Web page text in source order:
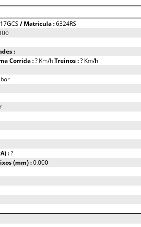
/ Matricula :6324RS
:
Corrida :? Km/hTreinos :? Km/h
:?
(mm) :0.000